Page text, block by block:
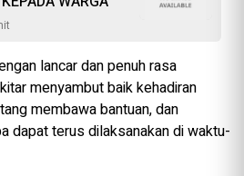
lancar dan penuh rasa
menyambut baik kehadiran
membawa bantuan, dan
dapat terus dilaksanakan di waktu-